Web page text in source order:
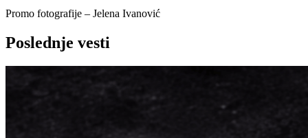
Promo fotografije – Jelena Ivanović
Poslednje vesti